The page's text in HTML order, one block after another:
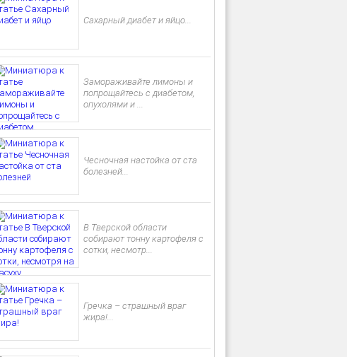
Сахарный диабет и яйцо...
Замораживайте лимоны и
попрощайтесь с диабетом,
опухолями и ...
Чесночная настойка от ста
болезней...
В Тверской области
собирают тонну картофеля с
сотки, несмотр...
Гречка – страшный враг
жира!...